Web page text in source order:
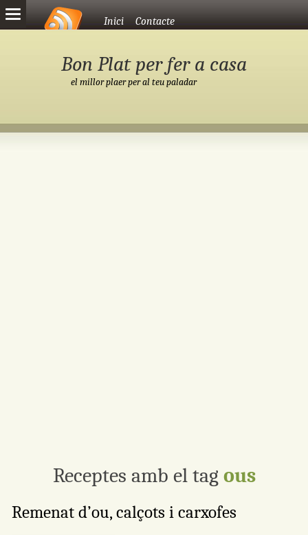
Vés al contingutInici Contacte
Bon Plat per fer a casa
el millor plaer per al teu paladar
Receptes amb el tag ous
Remenat d’ou, calçots i carxofes